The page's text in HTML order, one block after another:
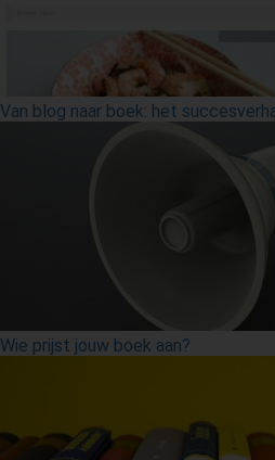
Van blog naar boek: het
Wie prijst jouw boek aan?